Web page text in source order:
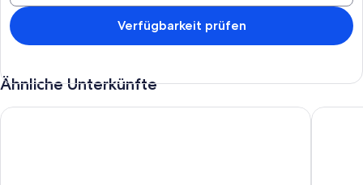
Verfügbarkeit prüfen
Ähnliche Unterkünfte
Deluxe Downtown Studio, Brevard NC Sunset